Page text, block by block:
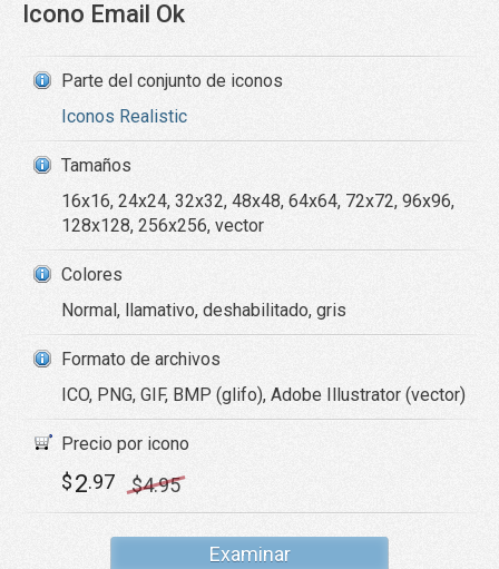
Icono Email Ok
Parte del conjunto de iconos
Iconos Realistic
Tamaños
16x16, 24x24, 32x32, 48x48, 64x64, 72x72, 96x96,
128x128, 256x256, vector
Colores
Normal, llamativo, deshabilitado, gris
Formato de archivos
ICO, PNG, GIF, BMP (glifo), Adobe Illustrator (vector)
Precio por icono
$2.97 $4.95
Examinar